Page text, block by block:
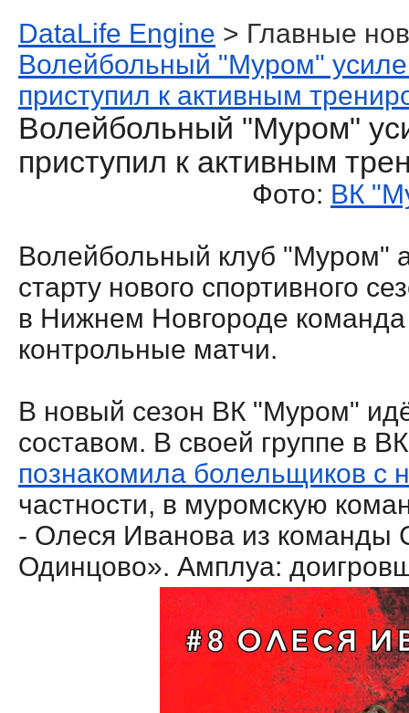
DataLife Engine > Главные
Волейбольный "Муром"
приступил к активным
Волейбольный "Муром"
приступил к активным
Фото: ВК
Волейбольный клуб "Муром"
старту нового спортивного
в Нижнем Новгороде
контрольные матчи.
В новый сезон ВК "Муром"
составом. В своей группе в
познакомила болельщиков с
частности, в муромскую
- Олеся Иванова из команды
Одинцово». Амплуа: